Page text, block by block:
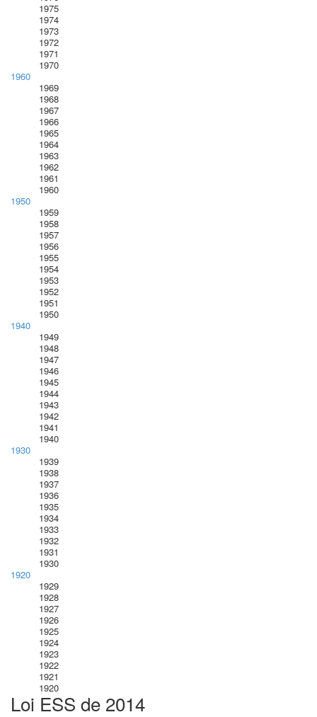
1975
1974
1973
1972
1971
1970
1960
1969
1968
1967
1966
1965
1964
1963
1962
1961
1960
1950
1959
1958
1957
1956
1955
1954
1953
1952
1951
1950
1940
1949
1948
1947
1946
1945
1944
1943
1942
1941
1940
1930
1939
1938
1937
1936
1935
1934
1933
1932
1931
1930
1920
1929
1928
1927
1926
1925
1924
1923
1922
1921
1920
Loi ESS de 2014